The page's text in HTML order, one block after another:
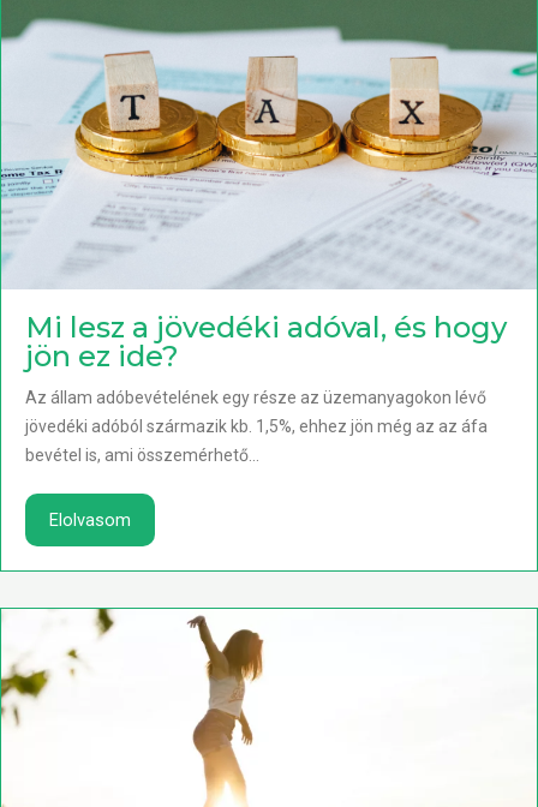
Mi lesz a jövedéki adóval, és hogy
jön ez ide?
Az állam adóbevételének egy része az üzemanyagokon lévő
jövedéki adóból származik kb. 1,5%, ehhez jön még az az áfa
bevétel is, ami összemérhető...
Elolvasom